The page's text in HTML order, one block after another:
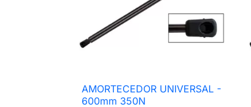
 Vista rápida
AMORTECEDOR UNIVERSAL -
600mm 350N